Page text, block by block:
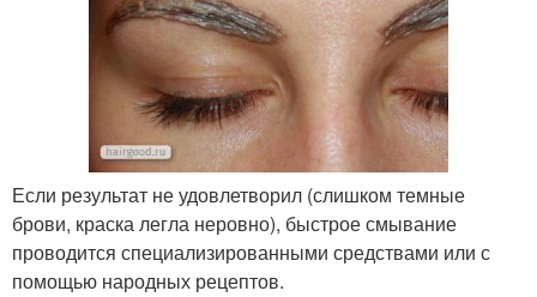
Если результат не удовлетворил (слишком темные
брови, краска легла неровно), быстрое смывание
проводится специализированными средствами или с
помощью народных рецептов.